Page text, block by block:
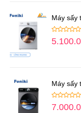
Máy sấy
Máy sấy